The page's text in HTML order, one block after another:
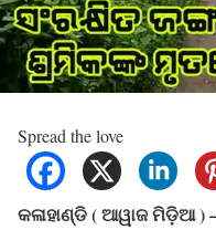
Spread the love
କଳାହାଣ୍ଡି ( ଆୱାଜ ମିଡ଼ିଆ )